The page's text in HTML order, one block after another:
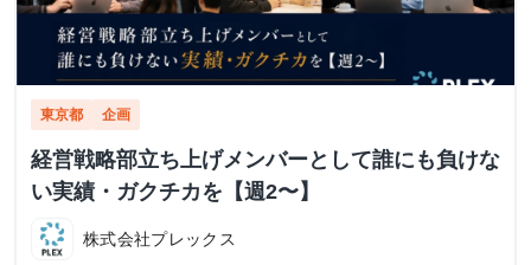
東京都 企画
経営戦略部立ち上げメンバーとして誰にも負けな
い実績・ガクチカを【週2〜】
株式会社プレックス